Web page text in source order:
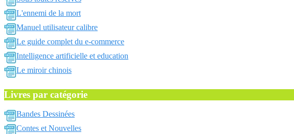
L'ennemi de la mort
Manuel utilisateur calibre
Le guide complet du e-commerce
Intelligence artificielle et education
Le miroir chinois
Livres par catégorie
Bandes Dessinées
Contes et Nouvelles